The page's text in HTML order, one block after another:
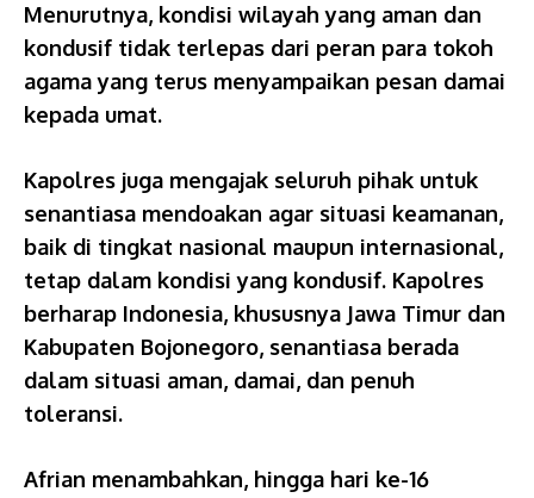
Menurutnya, kondisi wilayah yang aman dan
kondusif tidak terlepas dari peran para tokoh
agama yang terus menyampaikan pesan damai
kepada umat.
Kapolres juga mengajak seluruh pihak untuk
senantiasa mendoakan agar situasi keamanan,
baik di tingkat nasional maupun internasional,
tetap dalam kondisi yang kondusif. Kapolres
berharap Indonesia, khususnya Jawa Timur dan
Kabupaten Bojonegoro, senantiasa berada
dalam situasi aman, damai, dan penuh
toleransi.
Afrian menambahkan, hingga hari ke-16